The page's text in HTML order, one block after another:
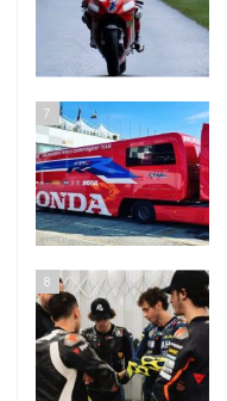
7
8